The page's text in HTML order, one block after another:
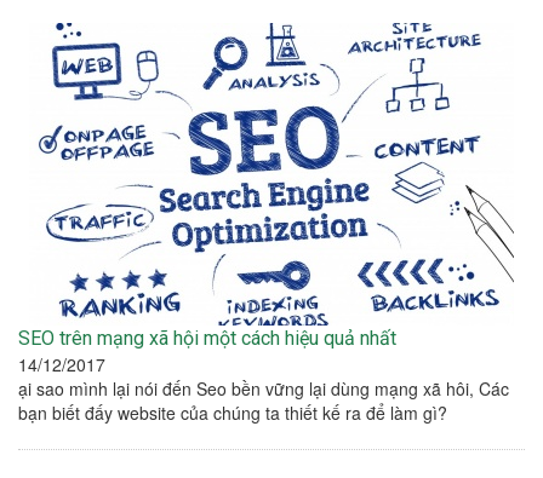
SEO trên mạng xã hội một cách hiệu quả nhất
14/12/2017
ại sao mình lại nói đến Seo bền vững lại dùng mạng xã hôi, Các
bạn biết đấy website của chúng ta thiết kế ra để làm gì?